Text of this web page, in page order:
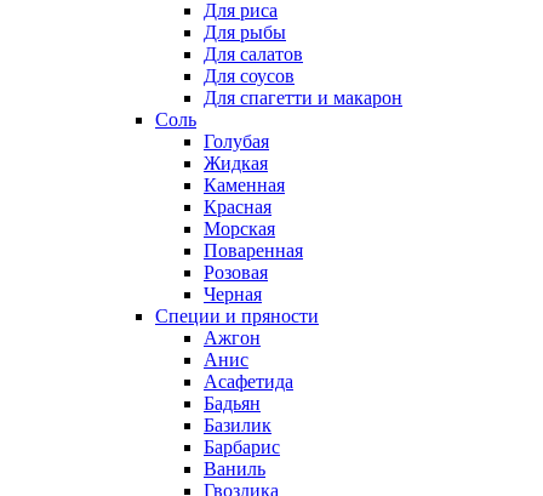
Для риса
Для рыбы
Для салатов
Для соусов
Для спагетти и макарон
Соль
Голубая
Жидкая
Каменная
Красная
Морская
Поваренная
Розовая
Черная
Специи и пряности
Ажгон
Анис
Асафетида
Бадьян
Базилик
Барбарис
Ваниль
Гвоздика